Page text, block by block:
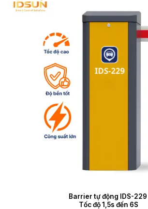
Barrier tự động IDS-229
Tốc độ 1,5s đến 6S